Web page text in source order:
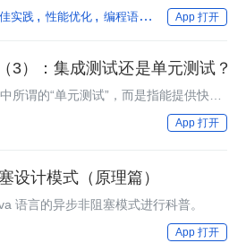
“如何尽可能接近掌握软件工程”的大讨
论。
实践 性能优化 编程语言 汽车App 打开
3）：集成测试还是单元测试？
所谓的“单元测试”，而是指能提供快速
也是针对不同粒度单元的功能测试。我
的角度出发，去理解和思考每一个测试
App 打开
设计模式（原理篇）
语言的异步非阻塞模式进行科普。
App 打开